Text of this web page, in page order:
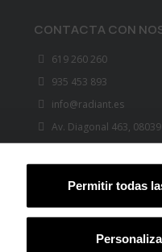
Permitir todas
CONTACTA CON
619 260 260
935 453 893
info@radiant.es
Av. Diagonal 463,
FOLLOW US